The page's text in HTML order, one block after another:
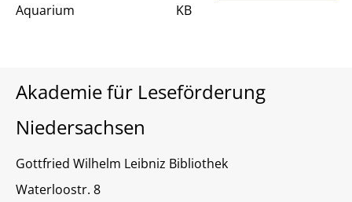
Aquarium
KB
Akademie für Leseförderung
Niedersachsen
Gottfried Wilhelm Leibniz Bibliothek
Waterloostr. 8